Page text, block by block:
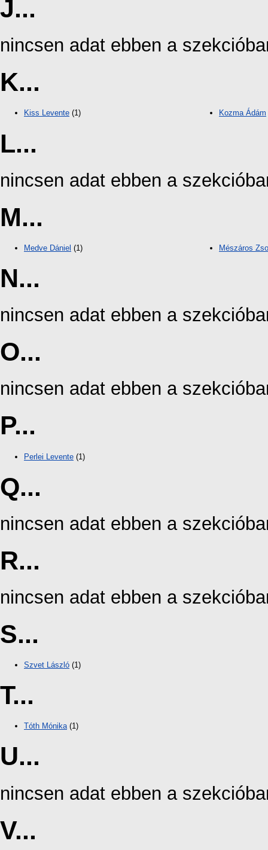
J...
nincsen adat ebben a
K...
Kiss Levente (1) Kozma Ádám
L...
nincsen adat ebben a
M...
Medve Dániel (1) Mészáros
N...
nincsen adat ebben a
O...
nincsen adat ebben a
P...
Perlei Levente (1)
Q...
nincsen adat ebben a
R...
nincsen adat ebben a
S...
Szvet László (1)
T...
Tóth Mónika(1)
U...
nincsen adat ebben a
V...